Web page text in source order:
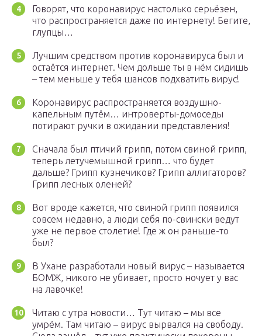
Говорят, что коронавирус настолько серьёзен,
что распространяется даже по интернету! Бегите,
глупцы…
Лучшим средством против коронавируса был и
остаётся интернет. Чем дольше ты в нём сидишь
– тем меньше у тебя шансов подхватить вирус!
Коронавирус распространяется воздушно-
капельным путём… интроверты-домоседы
потирают ручки в ожидании представления!
Сначала был птичий грипп, потом свиной грипп,
теперь летучемышной грипп… что будет
дальше? Грипп кузнечиков? Грипп аллигаторов?
Грипп лесных оленей?
Вот вроде кажется, что свиной грипп появился
совсем недавно, а люди себя по-свински ведут
уже не первое столетие! Где ж он раньше-то
был?
В Ухане разработали новый вирус – называется
БОМЖ, никого не убивает, просто ночует у вас
на лавочке!
Читаю с утра новости… Тут читаю – мы все
умрём. Там читаю – вирус вырвался на свободу.